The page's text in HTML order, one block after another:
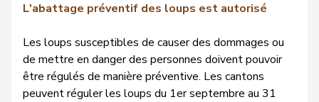
L'abattage préventif des loups est autorisé
Les loups susceptibles de causer des dommages ou
de mettre en danger des personnes doivent pouvoir
être régulés de manière préventive. Les cantons
peuvent réguler les loups du 1er septembre au 31